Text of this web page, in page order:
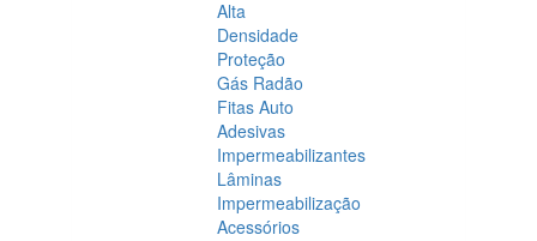
Alta
Densidade
Proteção
Gás Radão
Fitas Auto
Adesivas
Impermeabilizantes
Lâminas
Impermeabilização
Acessórios